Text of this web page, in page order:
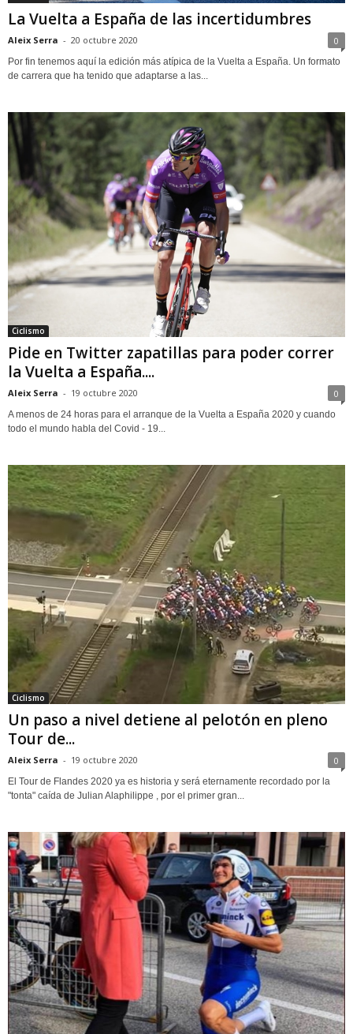
La Vuelta a España de las incertidumbres
Aleix Serra - 20 octubre 2020 0
Por fin tenemos aquí la edición más atípica de la Vuelta a España. Un formato
de carrera que ha tenido que adaptarse a las...
Ciclismo
Pide en Twitter zapatillas para poder correr
la Vuelta a España....
Aleix Serra - 19 octubre 2020 0
A menos de 24 horas para el arranque de la Vuelta a España 2020 y cuando
todo el mundo habla del Covid - 19...
Ciclismo
Un paso a nivel detiene al pelotón en pleno
Tour de...
Aleix Serra - 19 octubre 2020 0
El Tour de Flandes 2020 ya es historia y será eternamente recordado por la
"tonta" caída de Julian Alaphilippe , por el primer gran...